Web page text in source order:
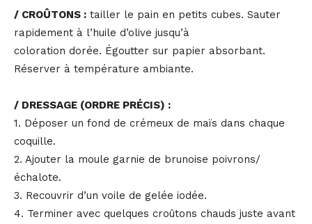
/ CROÛTONS : tailler le pain en petits cubes. Sauter
rapidement à l’huile d’olive jusqu’à
coloration dorée. Égoutter sur papier absorbant.
Réserver à température ambiante.
/ DRESSAGE (ORDRE PRÉCIS) :
1. Déposer un fond de crémeux de maïs dans chaque
coquille.
2. Ajouter la moule garnie de brunoise poivrons/
échalote.
3. Recouvrir d’un voile de gelée iodée.
4. Terminer avec quelques croûtons chauds juste avant